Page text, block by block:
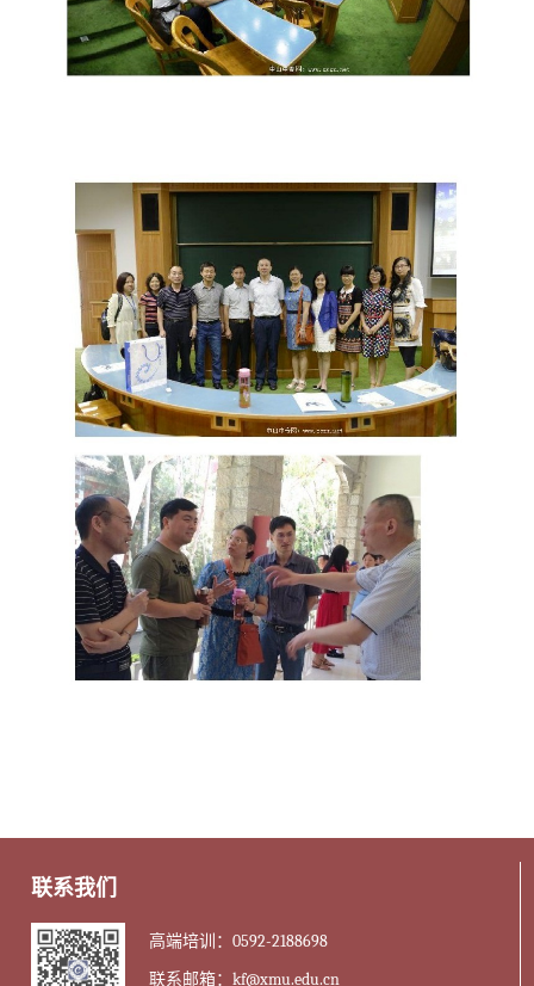
联系我们
高端培训：0592-2188698
联系邮箱：kf@xmu.edu.cn